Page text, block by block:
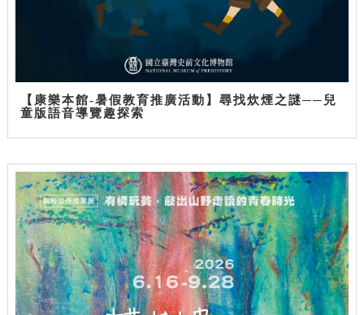
【康樂本館-暑假教育推廣活動】尋找炊煙之謎──兒
童版語音導覽趣探索